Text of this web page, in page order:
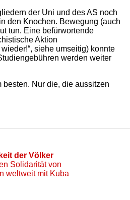
der Uni und des AS noch
den Knochen. Bewegung (auch
tun. Eine befürwortende
Aktion
siehe umseitig) konnte
werden weiter
besten. Nur die, die aussitzen
der Völker
Solidarität von
weltweit mit Kuba